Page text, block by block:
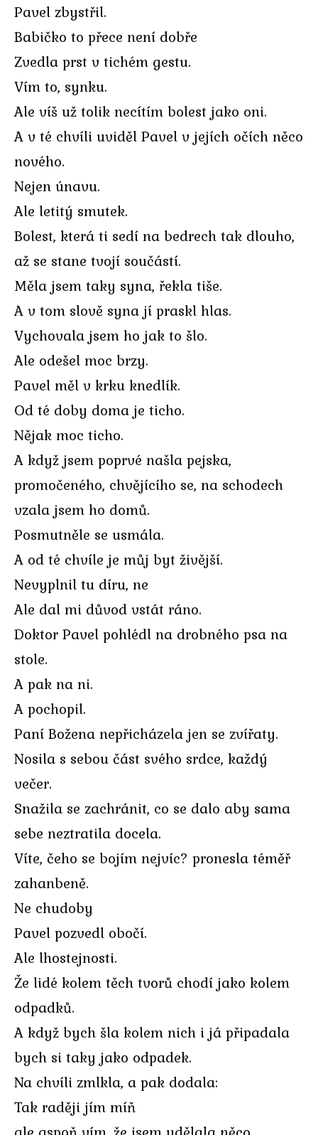
Pavel zbystřil.
Babičko to přece není dobře
Zvedla prst v tichém gestu.
Vím to, synku.
Ale víš už tolik necítím bolest jako oni.
A v té chvíli uviděl Pavel v jejích očích něco
nového.
Nejen únavu.
Ale letitý smutek.
Bolest, která ti sedí na bedrech tak dlouho,
až se stane tvojí součástí.
Měla jsem taky syna, řekla tiše.
A v tom slově syna jí praskl hlas.
Vychovala jsem ho jak to šlo.
Ale odešel moc brzy.
Pavel měl v krku knedlík.
Od té doby doma je ticho.
Nějak moc ticho.
A když jsem poprvé našla pejska,
promočeného, chvějícího se, na schodech
vzala jsem ho domů.
Posmutněle se usmála.
A od té chvíle je můj byt živější.
Nevyplnil tu díru, ne
Ale dal mi důvod vstát ráno.
Doktor Pavel pohlédl na drobného psa na
stole.
A pak na ni.
A pochopil.
Paní Božena nepřicházela jen se zvířaty.
Nosila s sebou část svého srdce, každý
večer.
Snažila se zachránit, co se dalo aby sama
sebe neztratila docela.
Víte, čeho se bojím nejvíc? pronesla téměř
zahanbeně.
Ne chudoby
Pavel pozvedl obočí.
Ale lhostejnosti.
Že lidé kolem těch tvorů chodí jako kolem
odpadků.
A když bych šla kolem nich i já připadala
bych si taky jako odpadek.
Na chvíli zmlkla, a pak dodala:
Tak raději jím míň